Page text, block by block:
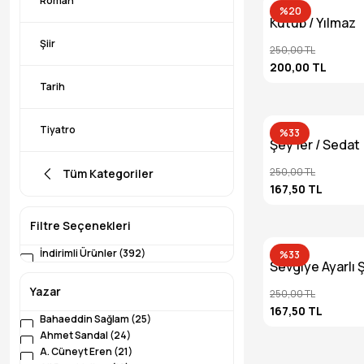
Şiir
Tarih
Tiyatro
Tüm Kategoriler
Filtre Seçenekleri
İndirimli Ürünler (392)
Yazar
Bahaeddin Sağlam (25)
Ahmet Sandal (24)
A. Cüneyt Eren (21)
%20
Kutub / Yılmaz
Yenidinç
250,00 TL
200,00 TL
%33
Şey’ler / Sedat
Sadioğlu
250,00 TL
167,50 TL
%33
Sevgiye Ayarlı
Kadir Çelik
250,00 TL
167,50 TL